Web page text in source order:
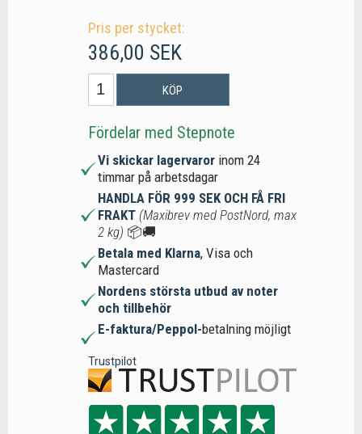
Pris per stycket:
386,00 SEK
KÖP
Fördelar med Stepnote
Vi skickar lagervaror inom 24
timmar på arbetsdagar
HANDLA FÖR 999 SEK OCH FÅ FRI
FRAKT (Maxibrev med PostNord, max
2 kg) 📦🚚
Betala med Klarna, Visa och
Mastercard
Nordens största utbud av noter
och tillbehör
E-faktura/Peppol-betalning möjligt
Trustpilot